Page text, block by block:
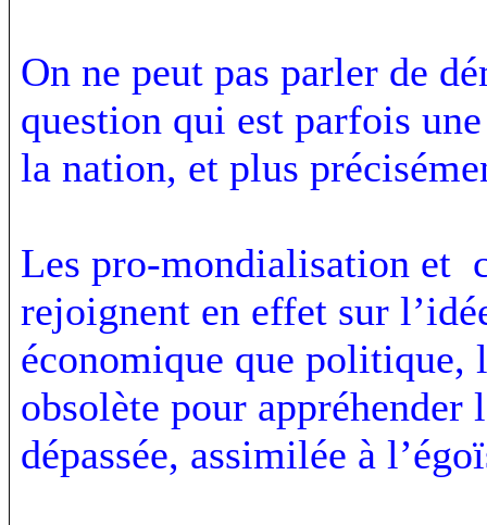
On ne peut pas parler de
question qui est parfois
la nation, et plus
Les pro-mondialisation et
rejoignent en effet sur
économique que politique,
obsolète pour appréhender
dépassée, assimilée à